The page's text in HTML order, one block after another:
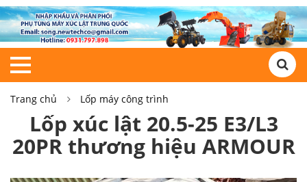
Trang chủ Lốp máy công trình
Lốp xúc lật 20.5-25 E3/L3
20PR thương hiệu ARMOUR